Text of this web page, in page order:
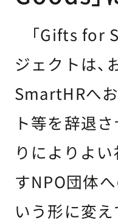
「Gifts for
ジェクトは、
SmartHRへ
ト等を辞退
りによりよ
すNPO団体へ
いう形に変